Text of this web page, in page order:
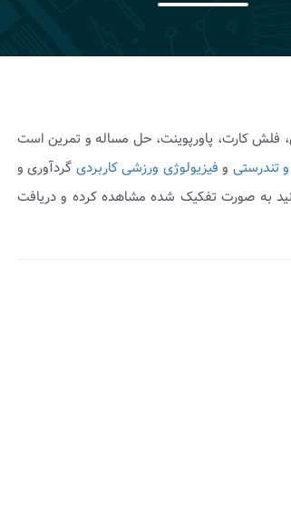
فلش کارت، پاورپوینت، حل مساله و تمرین است
تندرستی و فیزیولوژی ورزشی کاربردی گردآوری و
به صورت تفکیک شده مشاهده کرده و دریافت